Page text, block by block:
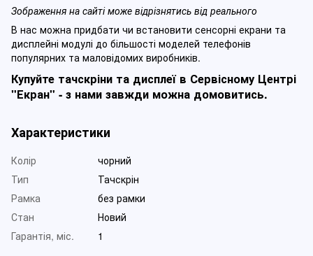
Зображення на сайті може відрізнятись від реального
В нас можна придбати чи встановити сенсорні екрани та
дисплейні модулі до більшості моделей телефонів
популярних та маловідомих виробників.
Купуйте тачскріни та дисплеї в Сервісному Центрі
"Екран" - з нами завжди можна домовитись.
Характеристики
Колір
чорний
Тип
Тачскрін
Рамка
без рамки
Стан
Новий
Гарантія, міс.
1